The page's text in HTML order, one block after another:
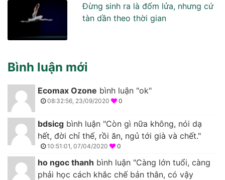
Đừng sinh ra là đốm lửa, nhưng cứ
tàn dần theo thời gian
Bình luận mới
Ecomax Ozone bình luận "ok"
08:32:56, 23/09/2020 0
bdsicg bình luận "Còn gì nữa không, nói dạ
hết, đời chỉ thế, rồi ăn, ngủ tới già và chết."
10:51:01, 07/04/2020 0
ho ngoc thanh bình luận "Càng lớn tuổi, càng
phải học cách khắc chế bản thân, có vậy